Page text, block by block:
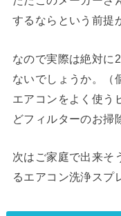
するならという前提
なので実際は絶対に
ないでしょうか。（
エアコンをよく使う
どフィルターのお掃
次はご家庭で出来そ
るエアコン洗浄スプ